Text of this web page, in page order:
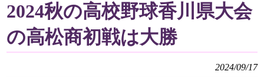
2024秋の高校野球香川県大会
の高松商初戦は大勝
2024/09/17